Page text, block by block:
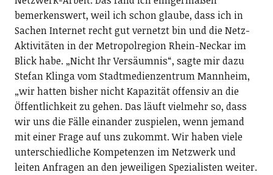
bemerkenswert, weil ich schon glaube, dass ich in
Sachen Internet recht gut vernetzt bin und die Netz-
Aktivitäten in der Metropolregion Rhein-Neckar im
Blick habe. „Nicht Ihr Versäumnis“, sagte mir dazu
Stefan Klinga vom Stadtmedienzentrum Mannheim,
„wir hatten bisher nicht Kapazität offensiv an die
Öffentlichkeit zu gehen. Das läuft vielmehr so, dass
wir uns die Fälle einander zuspielen, wenn jemand
mit einer Frage auf uns zukommt. Wir haben viele
unterschiedliche Kompetenzen im Netzwerk und
leiten Anfragen an den jeweiligen Spezialisten weiter.